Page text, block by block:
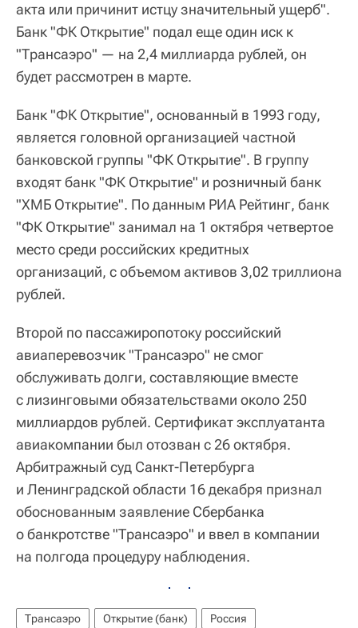
акта или причинит истцу значительный ущерб".
Банк "ФК Открытие" подал еще один иск к
"Трансаэро" — на 2,4 миллиарда рублей, он
будет рассмотрен в марте.
Банк "ФК Открытие", основанный в 1993 году,
является головной организацией частной
банковской группы "ФК Открытие". В группу
входят банк "ФК Открытие" и розничный банк
"ХМБ Открытие". По данным РИА Рейтинг, банк
"ФК Открытие" занимал на 1 октября четвертое
место среди российских кредитных
организаций, с объемом активов 3,02 триллиона
рублей.
Второй по пассажиропотоку российский
авиаперевозчик "Трансаэро" не смог
обслуживать долги, составляющие вместе
с лизинговыми обязательствами около 250
миллиардов рублей. Сертификат эксплуатанта
авиакомпании был отозван с 26 октября.
Арбитражный суд Санкт-Петербурга
и Ленинградской области 16 декабря признал
обоснованным заявление Сбербанка
о банкротстве "Трансаэро" и ввел в компании
на полгода процедуру наблюдения.
Трансаэро Открытие (банк) Россия